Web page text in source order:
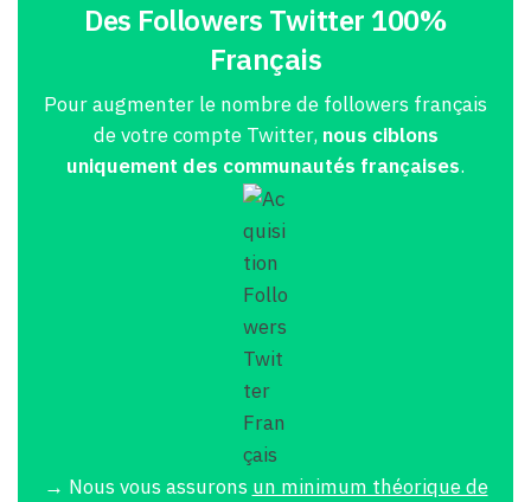
Des Followers Twitter 100%
Français
Pour augmenter le nombre de followers français
de votre compte Twitter, nous ciblons
uniquement des communautés françaises.
→ Nous vous assurons un minimum théorique de